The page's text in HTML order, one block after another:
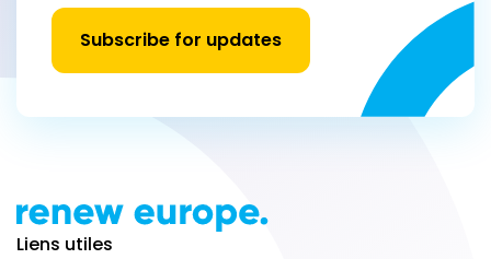
Subscribe for updates
Liens utiles